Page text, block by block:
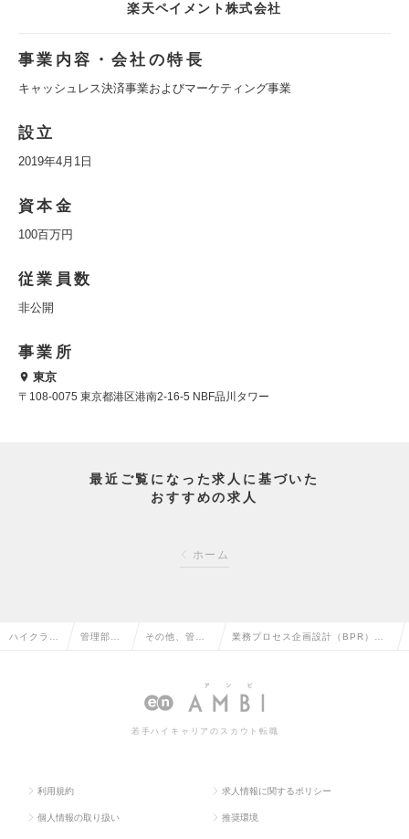
楽天ペイメント株式会社
事業内容・会社の特長
キャッシュレス決済事業およびマーケティング事業
設立
2019年4月1日
資本金
100百万円
従業員数
非公開
事業所
東京
〒108-0075 東京都港区港南2-16-5 NBF品川タワー
最近ご覧になった求人に基づいた
おすすめの求人
ホーム
ハイクラス 管理部門 その他、管理 業務プロセス企画設計（BPR）：
若手ハイキャリアのスカウト転職
利用規約 求人情報に関するポリシー
個人情報の取り扱い 推奨環境